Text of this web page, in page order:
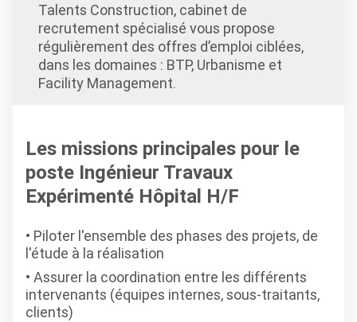
Talents Construction, cabinet de
recrutement spécialisé vous propose
régulièrement des offres d’emploi ciblées,
dans les domaines : BTP, Urbanisme et
Facility Management.
Les missions principales pour le
poste Ingénieur Travaux
Expérimenté Hôpital H/F
Piloter l'ensemble des phases des projets, de
l'étude à la réalisation
Assurer la coordination entre les différents
intervenants (équipes internes, sous-traitants,
clients)